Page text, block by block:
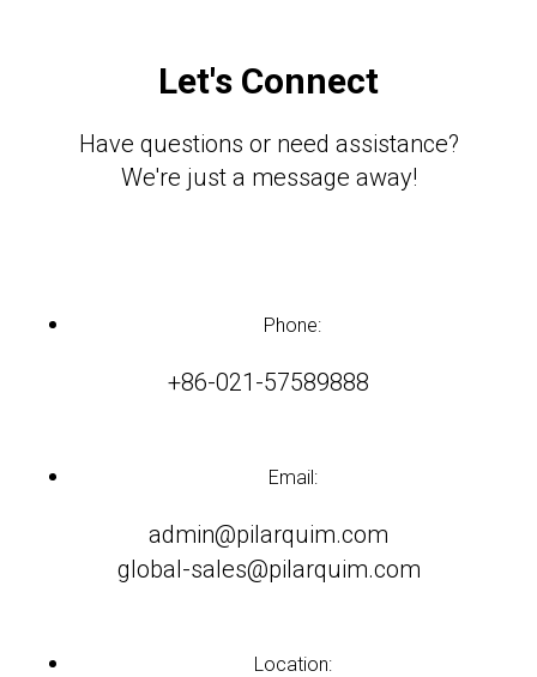
Let's Connect
Have questions or need assistance?
We're just a message away!
Phone:
+86-021-57589888
Email:
admin@pilarquim.com
global-sales@pilarquim.com
Location: